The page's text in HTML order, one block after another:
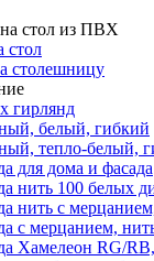
стол из ПВХ
стол
столешницу
гирлянд
белый, гибкий
тепло-белый,
для дома и фасада
нить 100 белых
нить с
с мерцанием,
Хамелеон RG/